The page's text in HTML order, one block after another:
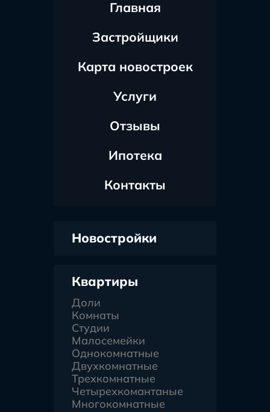
Главная
Застройщики
Карта новостроек
Услуги
Отзывы
Ипотека
Контакты
Новостройки
Квартиры
Доли
Комнаты
Студии
Малосемейки
Однокомнатные
Двухкомнатные
Трехкомнатные
Четырехкомантаные
Многокомнатные